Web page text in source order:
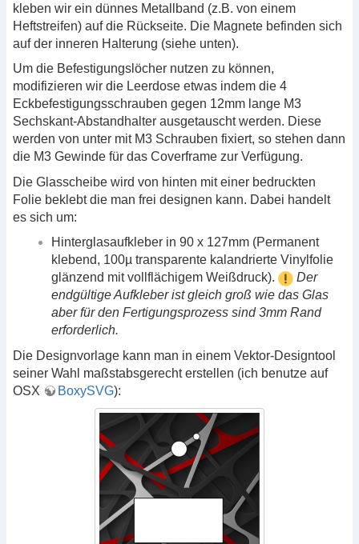
kleben wir ein dünnes Metallband (z.B. von einem
Heftstreifen) auf die Rückseite. Die Magnete befinden sich
auf der inneren Halterung (siehe unten).
Um die Befestigungslöcher nutzen zu können,
modifizieren wir die Leerdose etwas indem die 4
Eckbefestigungsschrauben gegen 12mm lange M3
Sechskant-Abstandhalter ausgetauscht werden. Diese
werden von unter mit M3 Schrauben fixiert, so stehen dann
die M3 Gewinde für das Coverframe zur Verfügung.
Die Glasscheibe wird von hinten mit einer bedruckten
Folie beklebt die man frei designen kann. Dabei handelt
es sich um:
Hinterglasaufkleber in 90 x 127mm (Permanent
klebend, 100µ transparente kalandrierte Vinylfolie
glänzend mit vollflächigem Weißdruck).
Der
endgültige Aufkleber ist gleich groß wie das Glas
aber für den Fertigungsprozess sind 3mm Rand
erforderlich.
Die Designvorlage kann man in einem Vektor-Designtool
seiner Wahl maßstabsgerecht erstellen (ich benutze auf
OSX
BoxySVG):